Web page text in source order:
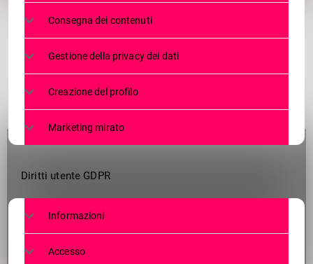
Consegna dei contenuti
Gestione della privacy dei dati
Creazione del profilo
Marketing mirato
Diritti utente GDPR
Informazioni
Accesso